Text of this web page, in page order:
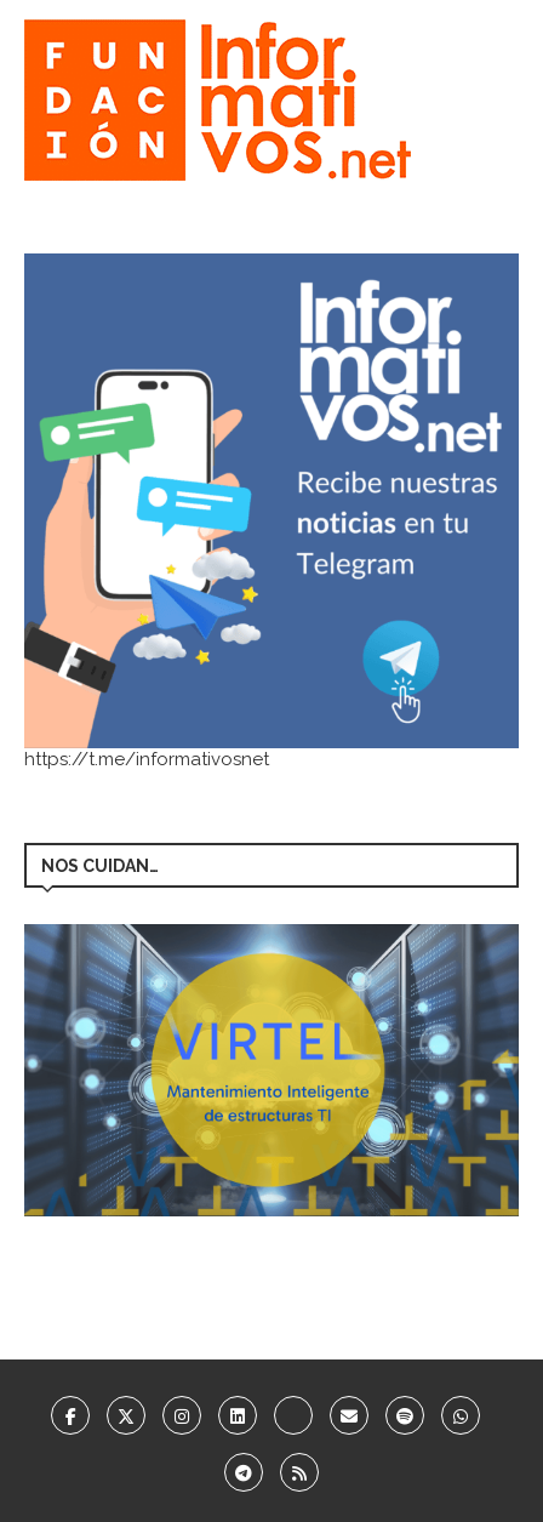
https://t.me/informativosnet
NOS CUIDAN…